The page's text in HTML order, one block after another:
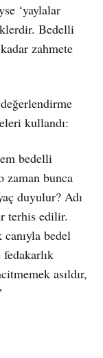
‘yaylalar
Bedelli
zahmete
kullandı:
bedelli
zaman bunca
duyulur? Adı
terhis edilir.
bedel
fedakarlık
asıldır,